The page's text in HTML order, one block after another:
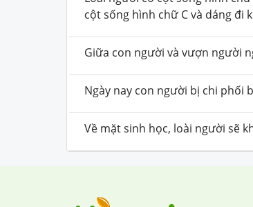
cột sống hình chữ C và dáng đi
Giữa con người và vượn người
Ngày nay con người bị chi phối
Về mặt sinh học, loài người sẽ